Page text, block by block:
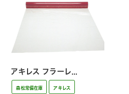
アキレス フラーレ...
森松常備在庫 アキレス